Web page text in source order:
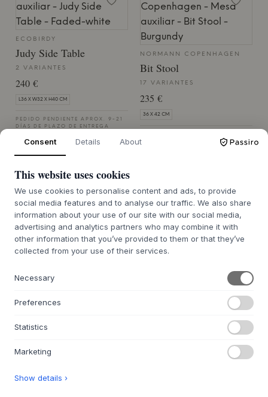
ECOBIRDY
Judy Side Table
2 VARIANTES
240 €
L36 X W32 X H40 CM
PEDIDO PENDIENTE APROX. 9-21
DÍAS DE PLAZO DE ENTREGA
NORMANN COPENHAGEN
Bit Stool
17 VARIANTES
235 €
36 X 42 CM
NORMANN COPENHAGEN
Turn Table Ø55
780 €
NORMANN COPENHAGEN
Edge Coffee Table Small
PEDIDO PENDIENTE APROX. 9-21
Consent Details About
This website uses cookies
We use cookies to personalise content and ads, to provide
social media features and to analyse our traffic. We also share
information about your use of our site with our social media,
advertising and analytics partners who may combine it with
other information that you’ve provided to them or that they’ve
collected from your use of their services.
Necessary
Preferences
Statistics
Marketing
Show details ›